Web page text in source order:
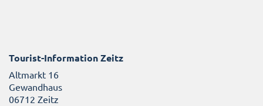
Tourist-Information Zeitz
Altmarkt 16
Gewandhaus
06712 Zeitz